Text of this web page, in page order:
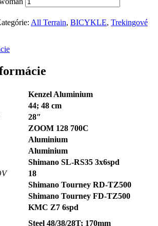
All Terrain, BICYKLE, Trekingové
Kenzel Aluminium
44; 48 cm
28″
ZOOM 128 700C
Aluminium
Aluminium
Shimano SL-RS35 3x6spd
18
Shimano Tourney RD-TZ500
Shimano Tourney FD-TZ500
KMC Z7 6spd
Steel 48/38/28T; 170mm